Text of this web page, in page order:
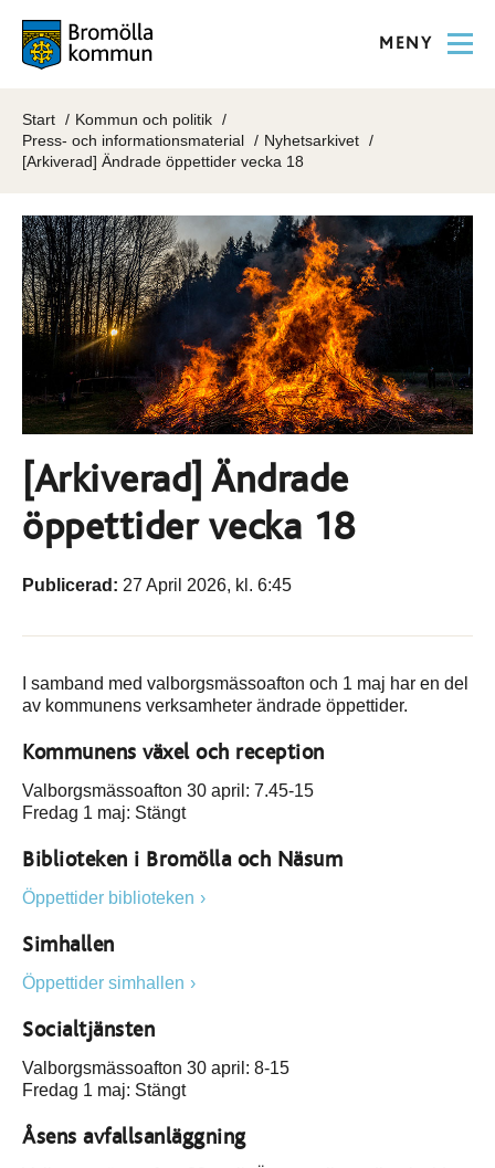
MENY
Start
Kommun och politik
Press- och informationsmaterial
Nyhetsarkivet
[Arkiverad] Ändrade öppettider vecka 18
[Arkiverad] Ändrade
öppettider vecka 18
Publicerad: 27 April 2026, kl. 6:45
I samband med valborgsmässoafton och 1 maj har en del
av kommunens verksamheter ändrade öppettider.
Kommunens växel och reception
Valborgsmässoafton 30 april: 7.45-15
Fredag 1 maj: Stängt
Biblioteken i Bromölla och Näsum
Öppettider biblioteken
Simhallen
Öppettider simhallen
Socialtjänsten
Valborgsmässoafton 30 april: 8-15
Fredag 1 maj: Stängt
Åsens avfallsanläggning